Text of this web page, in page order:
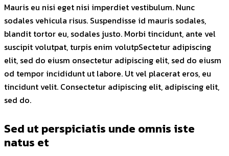
Mauris eu nisi eget nisi imperdiet vestibulum. Nunc
sodales vehicula risus. Suspendisse id mauris sodales,
blandit tortor eu, sodales justo. Morbi tincidunt, ante vel
suscipit volutpat, turpis enim volutpSectetur adipiscing
elit, sed do eiusm onsectetur adipiscing elit, sed do eiusm
od tempor incididunt ut labore. Ut vel placerat eros, eu
tincidunt velit. Consectetur adipiscing elit, adipiscing elit,
sed do.
Sed ut perspiciatis unde omnis iste
natus et